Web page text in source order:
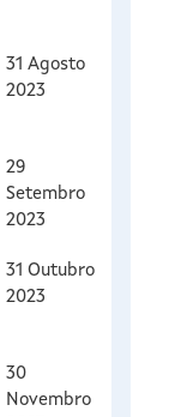
31 Agosto
2023
29
Setembro
2023
31 Outubro
2023
30
Novembro